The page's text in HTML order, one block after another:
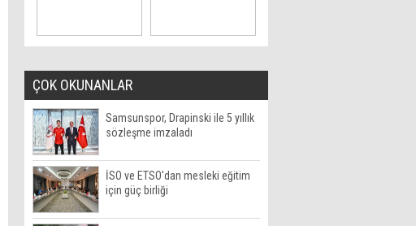
ÇOK OKUNANLAR
Samsunspor, Drapinski ile 5 yıllık
sözleşme imzaladı
İSO ve ETSO'dan mesleki eğitim
için güç birliği